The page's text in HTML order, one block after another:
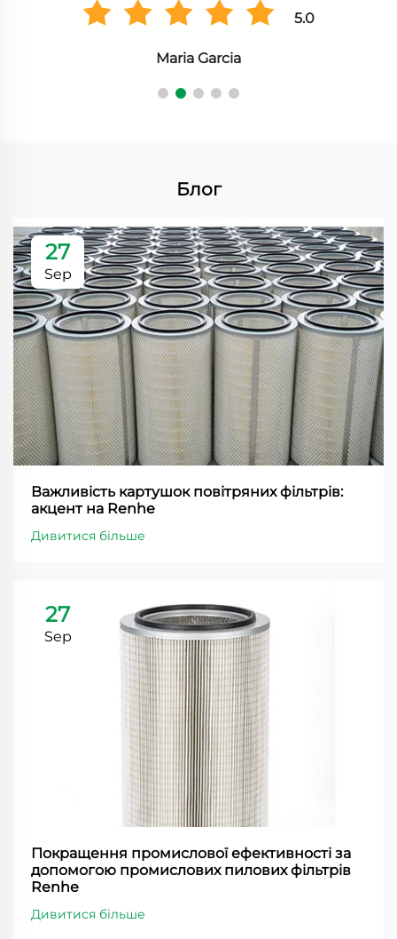
5.0
Maria Garcia
Блог
27
Sep
Важливість картушок повітряних фільтрів:
акцент на Renhe
Дивитися більше
27
Sep
Покращення промислової ефективності за
допомогою промислових пилових фільтрів
Renhe
Дивитися більше